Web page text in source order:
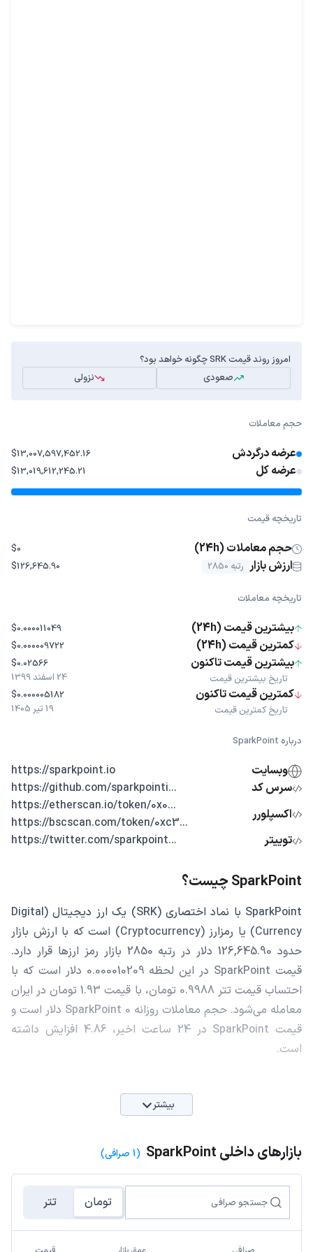
امروز روند قیمت SRK چگونه خواهد بود؟
صعودی
نزولی
حجم معاملات
عرضه درگردش $13,007,597,452.16
عرضه کل $13,019,612,245.21
تاریخچه قیمت
حجم معاملات (24h) $0
ارزش بازار رتبه 2850 $126,645.90
تاریخچه معاملات
بیشترین قیمت (24h) $0.000011049
کمترین قیمت (24h) $0.000009722
بیشترین قیمت تاکنون
تاریخ بیشترین قیمت
$0.02566
24 اسفند 1399
کمترین قیمت تاکنون
تاریخ کمترین قیمت
$0.000005182
19 تیر 1405
درباره SparkPoint
وبسایت
https://sparkpoint.io
سرس کد
...https://github.com/sparkpointi
اکسپلورر
...https://etherscan.io/token/0x0
...https://bscscan.com/token/0xc3
توییتر
...https://twitter.com/sparkpoint
SparkPoint چیست؟
SparkPoint با نماد اختصاری (SRK) یک ارز دیجیتال (Digital
Currency) یا رمزارز (Cryptocurrency) است که با ارزش بازار
حدود 126,645.90 دلار در رتبه 2850 بازار رمز ارزها قرار دارد.
قیمت SparkPoint در این لحظه 0.000010209 دلار است که با
احتساب قیمت تتر 0.9988 تومان، با قیمت 1.93 تومان در ایران
معامله می‌شود. حجم معاملات روزانه SparkPoint 0 دلار است و
قیمت SparkPoint در 24 ساعت اخیر، 4.86 افزایش داشته
است.
بیشتر
بازارهای داخلی SparkPoint (1 صرافی)
تومان تتر